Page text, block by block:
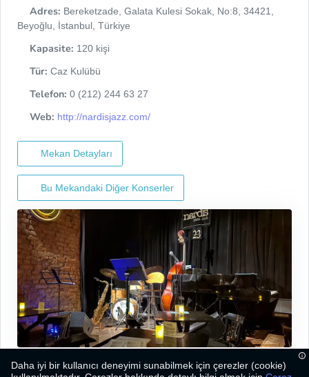
Adres: Bereketzade, Galata Kulesi Sokak, No:8, 34421,
Beyoğlu, İstanbul, Türkiye
Kapasite: 120 kişi
Tür: Caz Kulübü
Telefon: 0 (212) 244 63 27
Web: http://nardisjazz.com/
Mekan Detayları
Bu Mekandaki Diğer Konserler
Daha iyi bir kullanıcı deneyimi sunabilmek için çerezler (cookie)